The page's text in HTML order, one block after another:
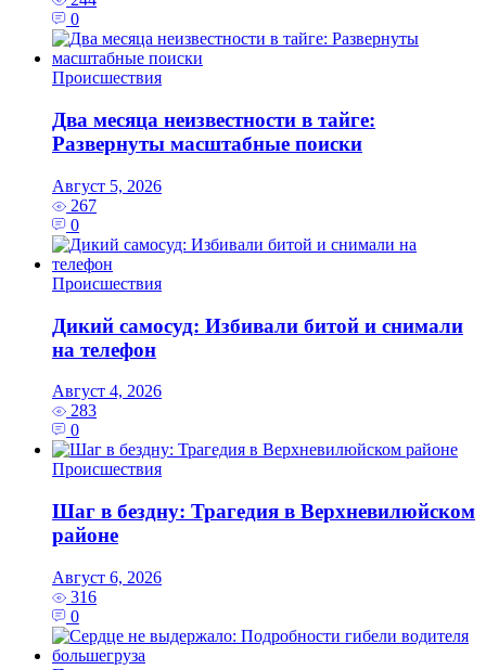
0
Происшествия
Два месяца неизвестности в тайге:
Развернуты масштабные поиски
Август 5, 2026
267
0
Происшествия
Дикий самосуд: Избивали битой и снимали
на телефон
Август 4, 2026
283
0
Происшествия
Шаг в бездну: Трагедия в Верхневилюйском
районе
Август 6, 2026
316
0